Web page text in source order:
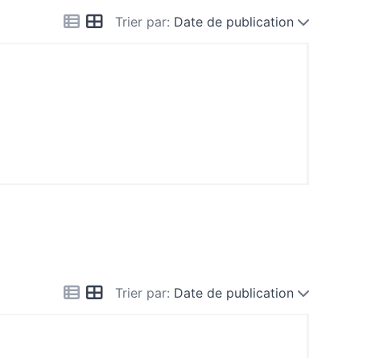
Trier par: Date de publication
Trier par: Date de publication